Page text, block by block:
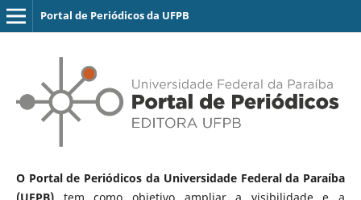
Portal de Periódicos da UFPB
O Portal de Periódicos da Universidade Federal da Paraíba
(UFPB)tem como objetivo ampliar a visibilidade e a